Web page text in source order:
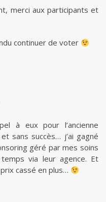
merci aux participants et
continuer de voter
à eux pour l’ancienne
sans succès… j’ai gagné
géré par mes soins
via leur agence. Et
cassé en plus…